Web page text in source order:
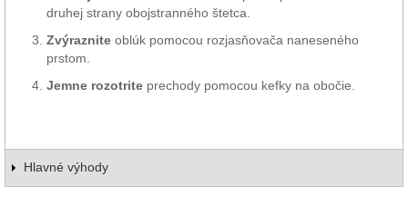
druhej strany obojstranného štetca.
Zvýraznite oblúk pomocou rozjasňovača naneseného
prstom.
Jemne rozotrite prechody pomocou kefky na obočie.
Hlavné výhody